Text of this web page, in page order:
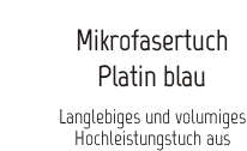
Mikrofasertuch
Platin blau
Langlebiges und volumiges
Hochleistungstuch aus